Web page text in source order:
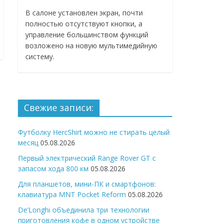
В салоне установлен экран, почти
полностью отсутствуют кнопки, а
управление большинством функций
возложено на новую мультимедийную
систему.
Свежие записи:
Футболку HercShirt можно не стирать целый
месяц 05.08.2026
Первый электрический Range Rover GT с
запасом хода 800 км 05.08.2026
Для планшетов, мини-ПК и смартфонов:
клавиатура MNT Pocket Reform 05.08.2026
De’Longhi объединила три технологии
приготовления кофе в одном устройстве